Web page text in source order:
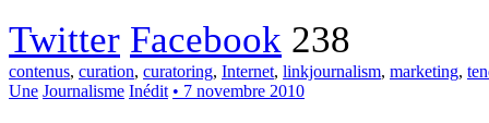
Twitter Facebook 238
contenus, curation, curatoring, Internet, linkjournalism, marketing,
Une Journalisme Inédit • 7 novembre 2010